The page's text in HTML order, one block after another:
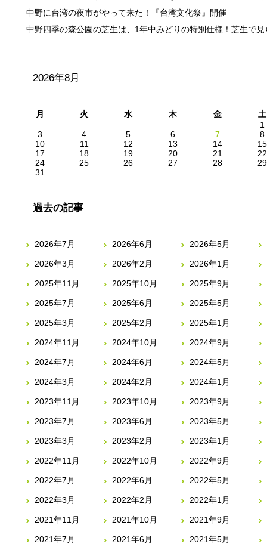
中野に台湾の夜市がやって来た！『台湾文化祭』開催
中野四季の森公園の芝生は、1年中みどりの特別仕様！芝生で
2026年8月
月 火 水 木 金
土
1
3
4 5 6 7
8
10
11 12 13 14
15
17
18 19 20 21
22
24
25 26 27 28
29
31
過去の記事
2026年7月 2026年6月 2026年5月
2026年3月 2026年2月 2026年1月
2025年11月 2025年10月 2025年9月
2025年7月 2025年6月 2025年5月
2025年3月 2025年2月 2025年1月
2024年11月 2024年10月 2024年9月
2024年7月 2024年6月 2024年5月
2024年3月 2024年2月 2024年1月
2023年11月 2023年10月 2023年9月
2023年7月 2023年6月 2023年5月
2023年3月 2023年2月 2023年1月
2022年11月 2022年10月 2022年9月
2022年7月 2022年6月 2022年5月
2022年3月 2022年2月 2022年1月
2021年11月 2021年10月 2021年9月
2021年7月 2021年6月 2021年5月